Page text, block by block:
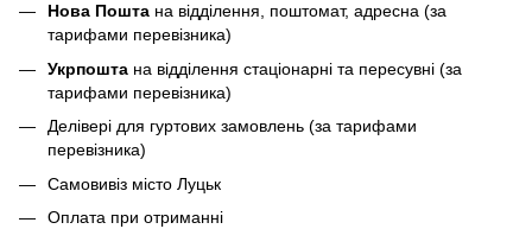
Нова Пошта на відділення, поштомат, адресна (за
тарифами перевізника)
Укрпошта на відділення стаціонарні та пересувні (за
тарифами перевізника)
Делівері для гуртових замовлень (за тарифами
перевізника)
Самовивіз місто Луцьк
Оплата при отриманні